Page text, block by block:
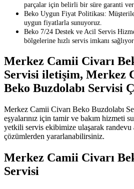
parçalar için belirli bir süre garanti
Beko Uygun Fiyat Politikası:
uygun fiyatlarla sunuyoruz.
Beko 7/24 Destek ve Acil Servis
bölgelerine hızlı servis imkanı
Merkez Camii Civarı
Servisi iletişim, Merkez
Beko Buzdolabı Servisi
Merkez Camii Civarı Beko Buzdolabı
eşyalarınız için tamir ve bakım hizmeti
yetkili servis ekibimize ulaşarak randevu
çözümlerden yararlanabilirsiniz.
Merkez Camii Civarı
Servisi